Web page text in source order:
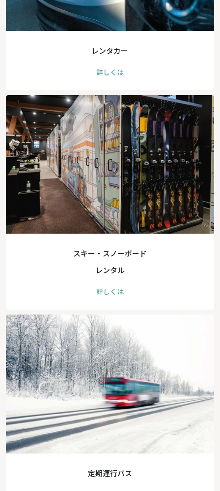
レンタカー
詳しくは
スキー・スノーボード
レンタル
詳しくは
定期運行バス